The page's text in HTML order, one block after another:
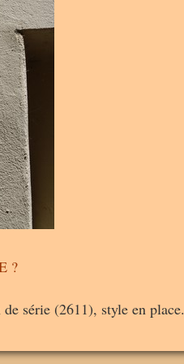
?
série (2611), style en place.